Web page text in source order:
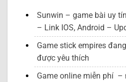
Sunwin – game bài uy
– Link IOS, Android –
Game stick empires
được yêu thích
Game online miễn phí –